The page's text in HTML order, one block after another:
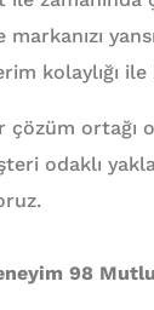
kolaylığı
ortağı
odaklı
98